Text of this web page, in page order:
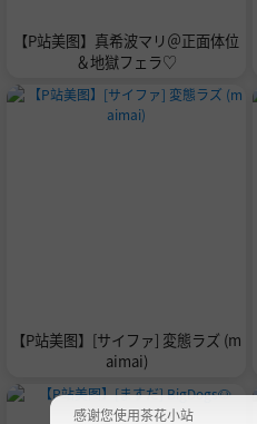
【P站美图】真希波マリ＠正面体位
＆地獄フェラ♡
【P站美图】[サイファ] 変態ラズ (m
aimai)
感谢您使用茶花小站